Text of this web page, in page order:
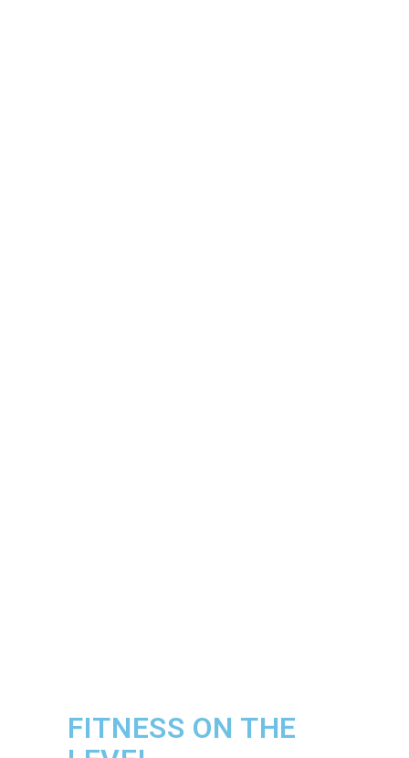
FITNESS ON THE